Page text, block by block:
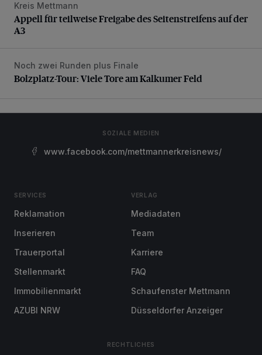
Appell für teilweise Freigabe des Seitenstreifens auf der A3
Kreis Mettmann
Appell für teilweise Freigabe des Seitenstreifens auf der
A3
Bolzplatz-Tour: Viele Tore am Kalkumer Feld
Noch zwei Runden plus Finale
Bolzplatz-Tour: Viele Tore am Kalkumer Feld
SOZIALE MEDIEN
www.facebook.com/mettmannerkreisnews/
SERVICES
Reklamation
Inserieren
Trauerportal
Stellenmarkt
Immobilienmarkt
AZUBI NRW
VERLAG
Mediadaten
Team
Karriere
FAQ
Schaufenster Mettmann
Düsseldorfer Anzeiger
RECHTLICHES